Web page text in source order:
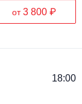
от3 800 ₽
18:00